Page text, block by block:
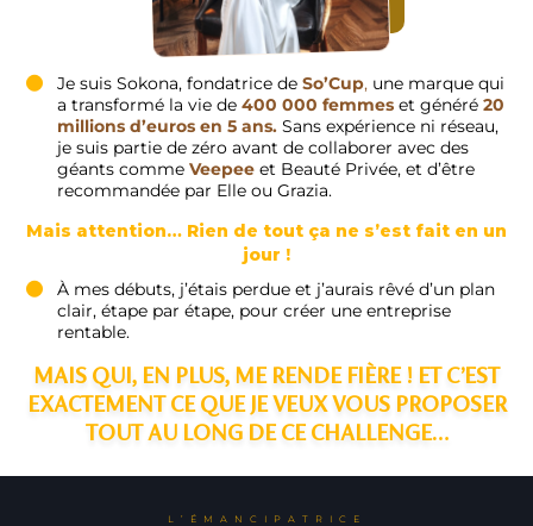
Je suis Sokona, fondatrice de So’Cup,une marque qui
a transformé la vie de 400 000 femmes et généré 20
millions d’euros en 5 ans. Sans expérience ni réseau,
je suis partie de zéro avant de collaborer avec des
géants comme Veepeeet Beauté Privée, et d’être
recommandée par Elle ou Grazia.
Mais attention… Rien de tout ça ne s’est fait en un
jour !
À mes débuts, j’étais perdue et j’aurais rêvé d’un plan
clair, étape par étape, pour créer une entreprise
rentable.
MAIS QUI, EN PLUS, ME RENDE FIÈRE ! ET C’EST
EXACTEMENT CE QUE JE VEUX VOUS PROPOSER
TOUT AU LONG DE CE CHALLENGE…
L’ÉMANCIPATRICE